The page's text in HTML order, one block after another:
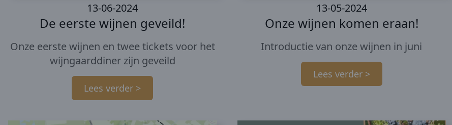
13-06-2024
De eerste wijnen geveild!
Onze eerste wijnen en twee tickets voor het
wijngaarddiner zijn geveild
Lees verder >
13-05-2024
Onze wijnen komen eraan!
Introductie van onze wijnen in juni
Lees verder >